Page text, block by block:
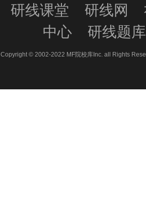
研线课堂 研线网
中心
研线题库
Copyright © 2002-2022 MF院校库Inc. all Rights